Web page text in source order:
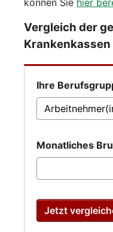
Vergleich der
Krankenkassen
Ihre
Monatliches
Jetzt